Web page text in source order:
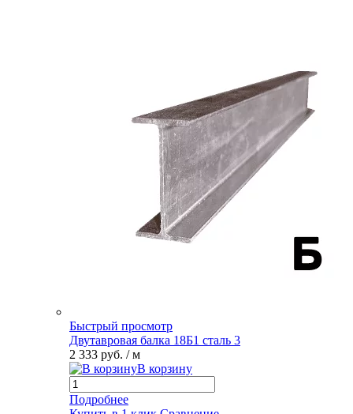
Быстрый просмотр
Двутавровая балка 18Б1 сталь 3
2 333 руб. / м
В корзину
Подробнее